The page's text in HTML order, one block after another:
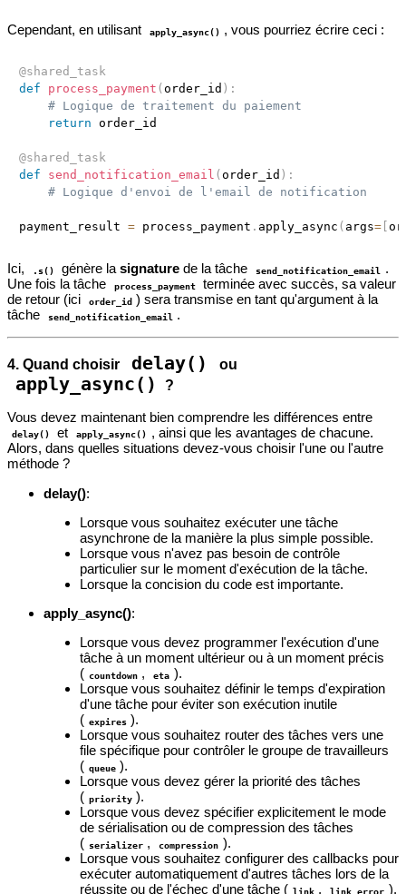
Cependant, en utilisant apply_async() , vous pourriez écrire ceci :
@shared_task
def
process_payment ( order_id ) :
# Logique de traitement du paiement
return order_id
@shared_task
def
send_notification_email ( order_id ) :
# Logique d'envoi de l'email de notification
payment_result = process_payment . apply_async ( args=[
Ici, .s() génère lasignature de la tâche send_notification_email
.
Une fois la tâche
process_payment
terminée avec succès, sa valeur
de retour (ici
order_id ) sera transmise en tant qu'argument à la
tâche
send_notification_email .
4. Quand choisir delay() ou
apply_async() ?
Vous devez maintenant bien comprendre les différences entre
delay() et apply_async() , ainsi que les avantages de chacune.
Alors, dans quelles situations devez-vous choisir l'une ou l'autre
méthode ?
delay():
Lorsque vous souhaitez exécuter une tâche
asynchrone de la manière la plus simple possible.
Lorsque vous n'avez pas besoin de contrôle
particulier sur le moment d'exécution de la tâche.
Lorsque la concision du code est importante.
apply_async():
Lorsque vous devez programmer l'exécution d'une
tâche à un moment ultérieur ou à un moment précis
( countdown , eta ).
Lorsque vous souhaitez définir le temps d'expiration
d'une tâche pour éviter son exécution inutile
( expires ).
Lorsque vous souhaitez router des tâches vers une
file spécifique pour contrôler le groupe de travailleurs
( queue ).
Lorsque vous devez gérer la priorité des tâches
( priority ).
Lorsque vous devez spécifier explicitement le mode
de sérialisation ou de compression des tâches
( serializer , compression ).
Lorsque vous souhaitez configurer des callbacks pour
exécuter automatiquement d'autres tâches lors de la
réussite ou de l'échec d'une tâche ( link , link_error ).